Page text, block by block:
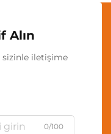
Alın
sizinle iletişime
0/100